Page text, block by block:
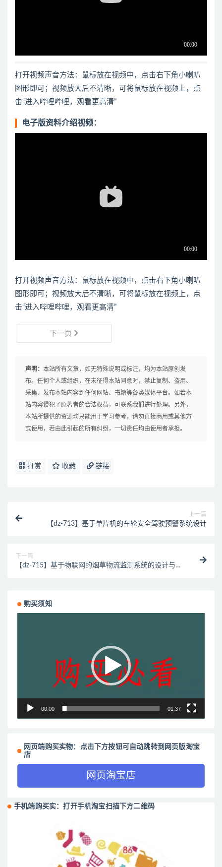
打开视频声音方法：鼠标放在视频中，点击右下角小喇叭
图形即可；视频放大后不清晰，可将鼠标放在视频上，点
击“进入哔哩哔哩，观看更高清”
电子版资料介绍视频：
打开视频声音方法：鼠标放在视频中，点击右下角小喇叭
图形即可；视频放大后不清晰，可将鼠标放在视频上，点
击“进入哔哩哔哩，观看更高清”
下一页
声明： 本站所有文章，如无特殊说明或标注，均为本站原创发
布。任何个人或组织，在未征得本站同意时，禁止复制、盗用、
采集、发布本站内容到任何网站、书籍等各类媒体平台。如若本
站内容侵犯了原著者的合法权益，可联系我们进行处理。另外，
本站所提供的资源均只能用于学习参考，请勿直接商用或其他方
式使用，若由此引起的所有纠纷，一切责任均由使用者承担。
打赏 收藏 链接
上一篇
【dz-713】基于单片机的车轮安全驾驶预警系统设计
下一篇
【dz-715】基于物联网的烟草物流监测系统的设计与实
购买须知
00:00 01:37
网页端购买实物：点击下方按钮可自动跳转到网页版淘宝
店
网页淘宝店
手机端购买实：打开手机淘宝扫描下方二维码